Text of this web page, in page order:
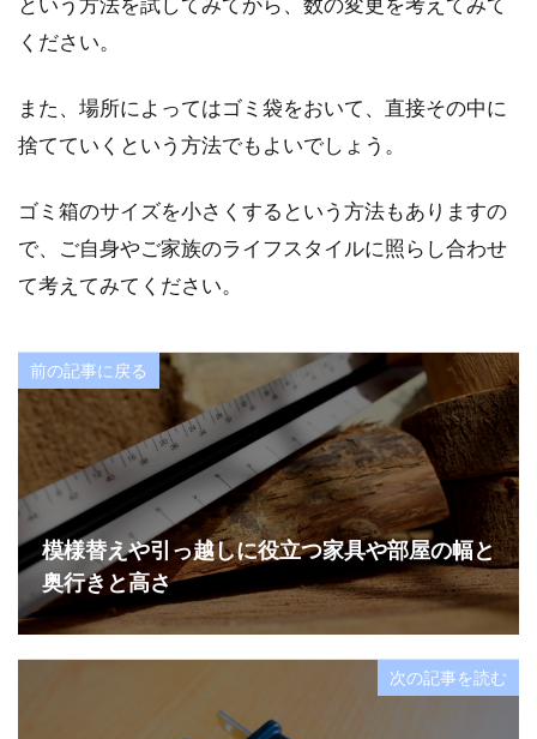
ください。
また、場所によってはゴミ袋をおいて、直接その中に
捨てていくという方法でもよいでしょう。
ゴミ箱のサイズを小さくするという方法もありますの
で、ご自身やご家族のライフスタイルに照らし合わせ
て考えてみてください。
前の記事に戻る
模様替えや引っ越しに役立つ家具や部屋の幅と
奥行きと高さ
次の記事を読む